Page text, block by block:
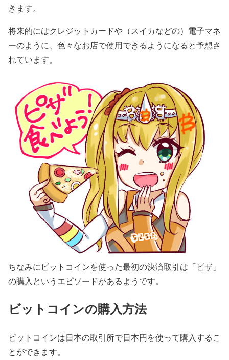
きます。
将来的にはクレジットカードや（スイカなどの）電子マネ
ーのように、色々なお店で使用できるようになると予想さ
れています。
ちなみにビットコインを使った最初の決済取引は「ピザ」
の購入というエピソードがあるようです。
ビットコインの購入方法
ビットコインは日本の取引所で日本円を使って購入するこ
とができます。